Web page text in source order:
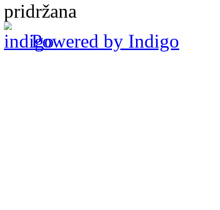
pridržana
Powered by Indigo